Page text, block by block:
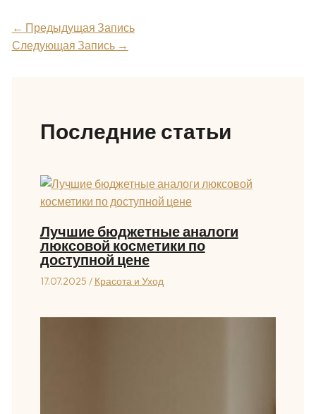
← Предыдущая Запись
Следующая Запись →
Последние статьи
Лучшие бюджетные аналоги
люксовой косметики по
доступной цене
17.07.2025 / Красота и Уход